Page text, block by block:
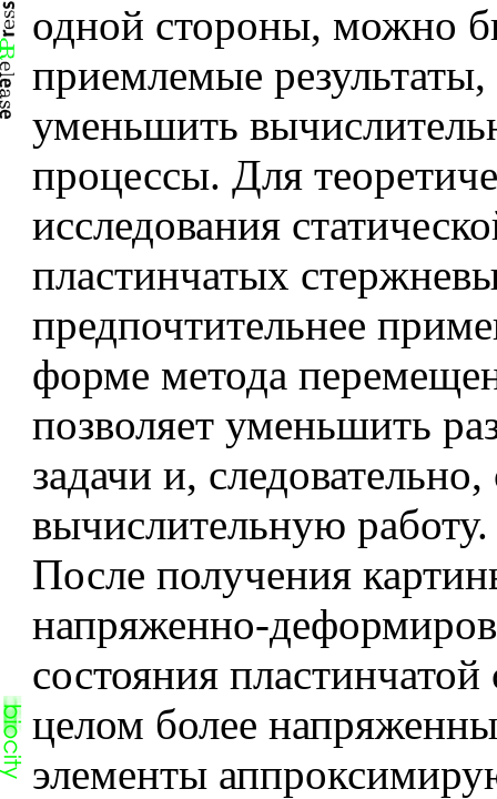
одной стороны, можно
приемлемые
уменьшить
процессы. Для
исследования
пластинчатых
предпочтительнее
форме метода
позволяет уменьшить
задачи и, следовательно,
вычислительную работу.
После получения
напряженно-
состояния
целом более
элементы